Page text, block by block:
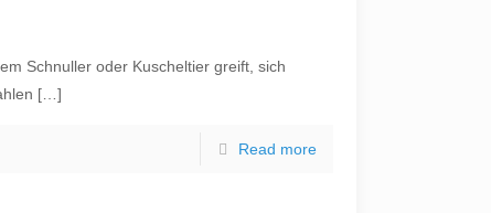
Schnuller oder Kuscheltier greift, sich
[…]
Read more